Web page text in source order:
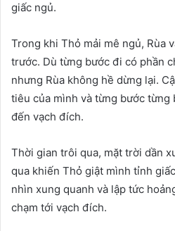
giấc ngủ.
Trong khi Thỏ mải mê ngủ, Rùa
trước. Dù từng bước đi có phần
nhưng Rùa không hề dừng lại.
tiêu của mình và từng bước từng
đến vạch đích.
Thời gian trôi qua, mặt trời dần
qua khiến Thỏ giật mình tỉnh
nhìn xung quanh và lập tức
chạm tới vạch đích.